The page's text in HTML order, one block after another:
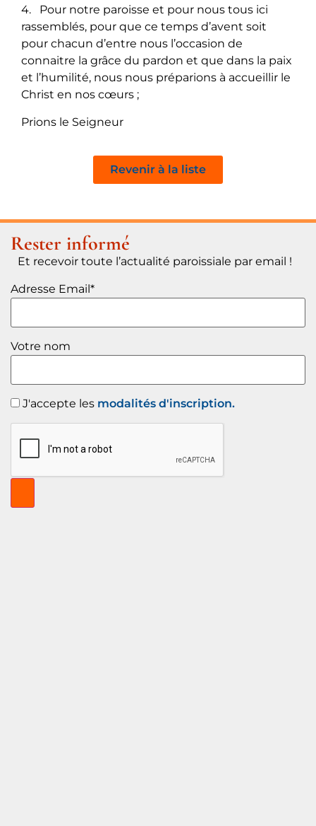
4. Pour notre paroisse et pour nous tous ici
rassemblés, pour que ce temps d’avent soit
pour chacun d’entre nous l’occasion de
connaitre la grâce du pardon et que dans la paix
et l’humilité, nous nous préparions à accueillir le
Christ en nos cœurs ;
Prions le Seigneur
Revenir à la liste
Rester informé
Et recevoir toute l’actualité paroissiale par email !
Adresse Email*
Votre nom
J'accepte les modalités d'inscription.